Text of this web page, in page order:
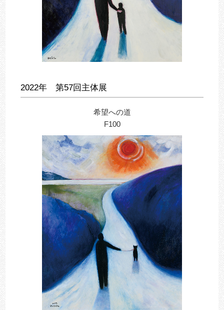
2022年 第57回主体展
希望への道
F100